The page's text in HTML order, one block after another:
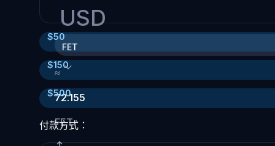
USD
FET
≈
72.155
FET
$50
$150
$500
付款方式：